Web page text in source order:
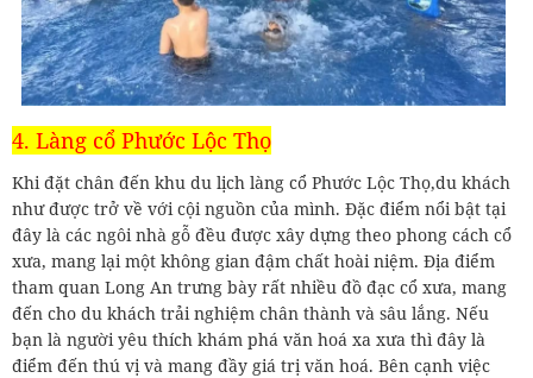
4. Làng cổ Phước Lộc Thọ
Khi đặt chân đến khu du lịch làng cổ Phước Lộc Thọ,du khách
như được trở về với cội nguồn của mình. Đặc điểm nổi bật tại
đây là các ngôi nhà gỗ đều được xây dựng theo phong cách cổ
xưa, mang lại một không gian đậm chất hoài niệm. Địa điểm
tham quan Long An trưng bày rất nhiều đồ đạc cổ xưa, mang
đến cho du khách trải nghiệm chân thành và sâu lắng. Nếu
bạn là người yêu thích khám phá văn hoá xa xưa thì đây là
điểm đến thú vị và mang đầy giá trị văn hoá. Bên cạnh việc